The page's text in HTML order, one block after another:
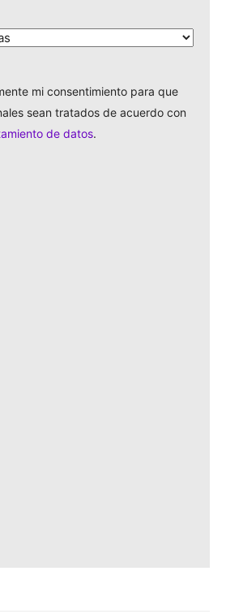
mi consentimiento para que
sean tratados de acuerdo con
de datos.